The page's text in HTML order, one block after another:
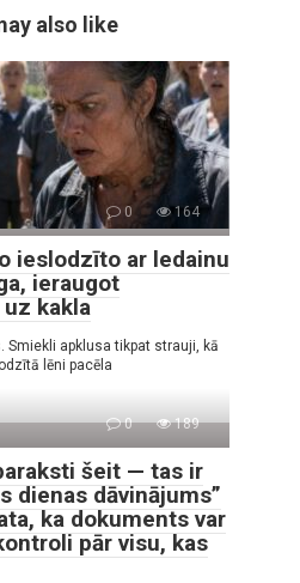
also like
0 164
ieslodzīto ar ledainu
ieraugot
kakla
Smiekli apklusa tikpat strauji, kā
lēni pacēla
0 189
šeit — tas ir
dienas dāvinājums”
ka dokuments var
pār visu, kas